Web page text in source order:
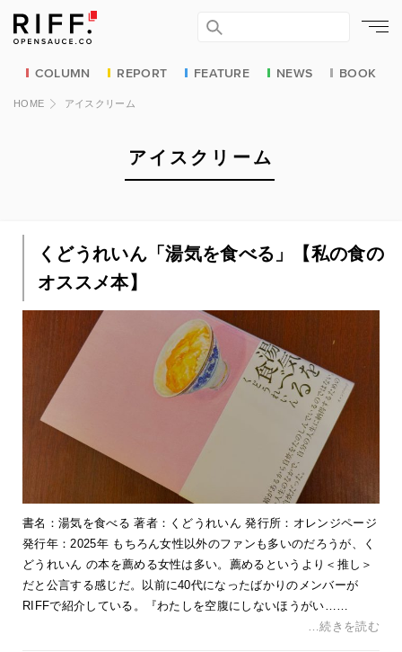
COLUMN REPORT FEATURE NEWS BOOK
HOME アイスクリーム
アイスクリーム
くどうれいん「湯気を食べる」【私の食の
オススメ本】
書名：湯気を食べる 著者：くどうれいん 発行所：オレンジページ
発行年：2025年 もちろん女性以外のファンも多いのだろうが、く
どうれいん の本を薦める女性は多い。薦めるというより＜推し＞
だと公言する感じだ。以前に40代になったばかりのメンバーが
RIFFで紹介している。『わたしを空腹にしないほうがい……
…続きを読む